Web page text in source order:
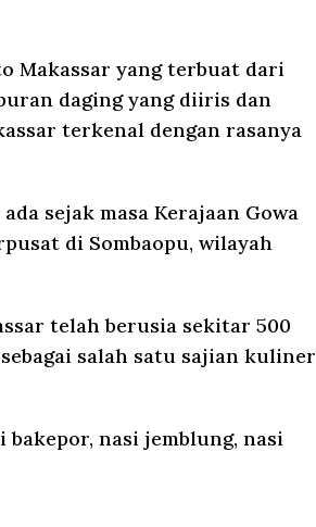
Makassar yang terbuat dari
daging yang diiris dan
terkenal dengan rasanya
sejak masa Kerajaan Gowa
di Sombaopu, wilayah
telah berusia sekitar 500
salah satu sajian kuliner
nasi jemblung, nasi